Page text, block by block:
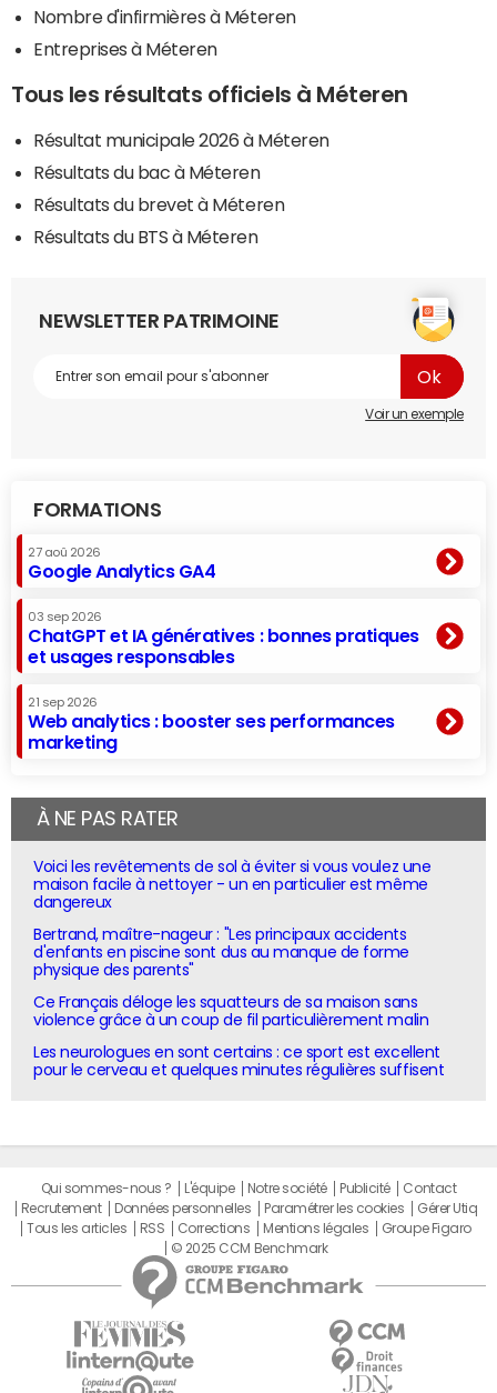
Nombre d'infirmières à Méteren
Entreprises à Méteren
Tous les résultats officiels à Méteren
Résultat municipale 2026 à Méteren
Résultats du bac à Méteren
Résultats du brevet à Méteren
Résultats du BTS à Méteren
NEWSLETTER PATRIMOINE
Voir un exemple
FORMATIONS
27 aoû 2026
Google Analytics GA4
03 sep 2026
ChatGPT et IA génératives : bonnes pratiques
et usages responsables
21 sep 2026
Web analytics : booster ses performances
marketing
À NE PAS RATER
Voici les revêtements de sol à éviter si vous voulez une
maison facile à nettoyer - un en particulier est même
dangereux
Bertrand, maître-nageur : "Les principaux accidents
d'enfants en piscine sont dus au manque de forme
physique des parents"
Ce Français déloge les squatteurs de sa maison sans
violence grâce à un coup de fil particulièrement malin
Les neurologues en sont certains : ce sport est excellent
pour le cerveau et quelques minutes régulières suffisent
Qui sommes-nous ? L'équipe Notre société Publicité
Contact
Recrutement
Données personnelles Paramétrer les cookies
Gérer Utiq
Tous les articles
RSS Corrections Mentions légales
Groupe Figaro
© 2025 CCM Benchmark